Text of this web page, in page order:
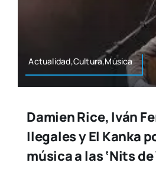
Actualidad,Cultura,Música
Damien Rice, Iván
Ilegales y El Kanka
música a las ‘Nits de